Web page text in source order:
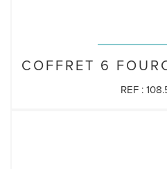
COFFRET 6
REF :